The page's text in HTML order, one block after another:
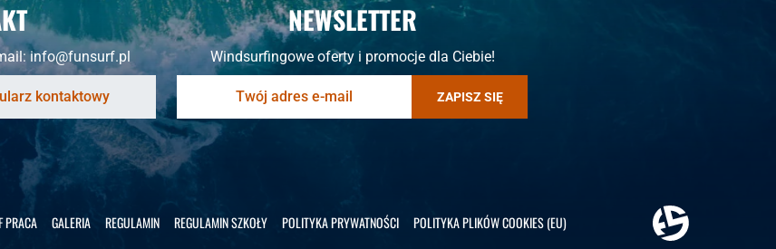
info@funsurf.pl
NEWSLETTER
Windsurfingowe oferty i promocje dla Ciebie!
ZAPISZ SIĘ
PRACA GALERIA REGULAMIN REGULAMIN SZKOŁY POLITYKA PRYWATNOŚCI
POLITYKA PLIKÓW COOKIES (EU)